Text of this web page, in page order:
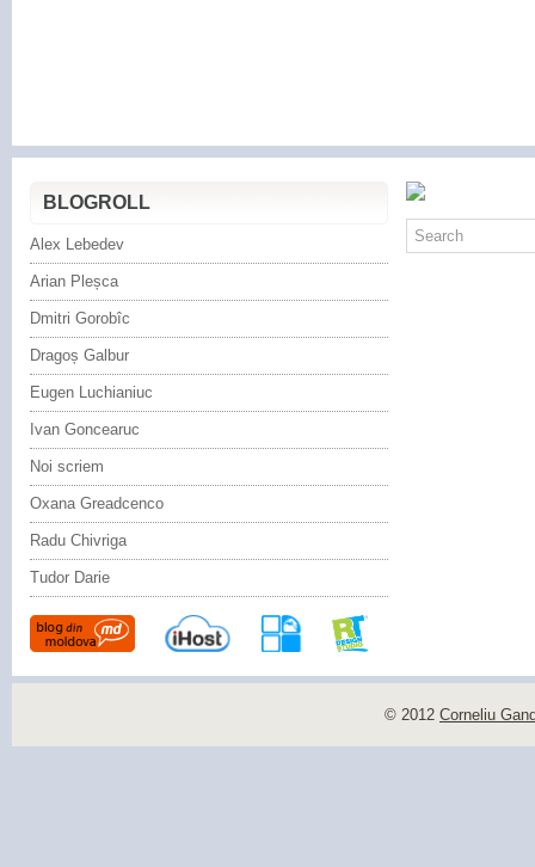
BLOGROLL
Alex Lebedev
Arian Pleșca
Dmitri Gorobîc
Dragoș Galbur
Eugen Luchianiuc
Ivan Goncearuc
Noi scriem
Oxana Greadcenco
Radu Chivriga
Tudor Darie
© 2012 Corneliu